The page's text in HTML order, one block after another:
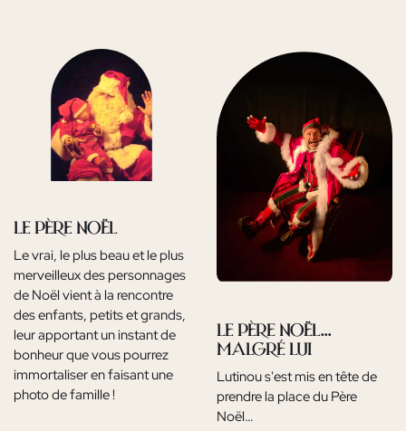
Le Père Noël
Le vrai, le plus beau et le plus
merveilleux des personnages
de Noël vient à la rencontre
des enfants, petits et grands,
leur apportant un instant de
bonheur que vous pourrez
immortaliser en faisant une
photo de famille !
Le Père Noël…
malgré lui
Lutinou s'est mis en tête de
prendre la place du Père
Noël…